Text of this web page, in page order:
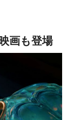
画も登場